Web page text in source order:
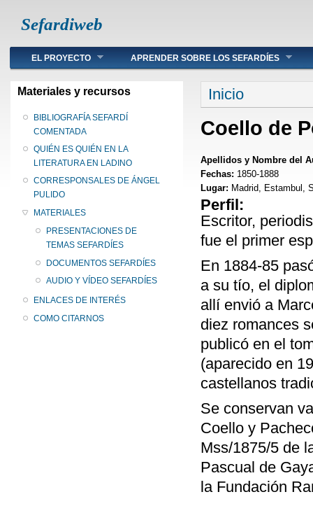
Sefardiweb
Main menu
EL PROYECTO APRENDER SOBRE LOS SEFARDÍES
Materiales y recursos
BIBLIOGRAFÍA SEFARDÍ
COMENTADA
QUIÉN ES QUIÉN EN LA
LITERATURA EN LADINO
CORRESPONSALES DE ÁNGEL
PULIDO
MATERIALES
PRESENTACIONES DE
TEMAS SEFARDÍES
DOCUMENTOS SEFARDÍES
AUDIO Y VÍDEO SEFARDÍES
ENLACES DE INTERÉS
COMO CITARNOS
Se encuentra
Inicio
Coello de
Apellidos y Nombre del
Fechas: 1850-1888
Lugar: Madrid, Estambul,
Perfil:
Escritor,
fue el primer
En 1884-85
a su tío, el
allí envió a
diez romances
publicó en el
(aparecido en
castellanos
Se conservan
Coello y
Mss/1875/5 de
Pascual de
la Fundación